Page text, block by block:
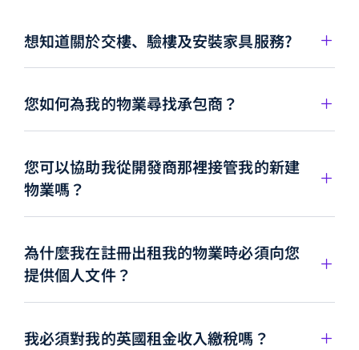
想知道關於交樓、驗樓及安裝家具服務?
您如何為我的物業尋找承包商？
您可以協助我從開發商那裡接管我的新建
物業嗎？
為什麼我在註冊出租我的物業時必須向您
提供個人文件？
我必須對我的英國租金收入繳稅嗎？